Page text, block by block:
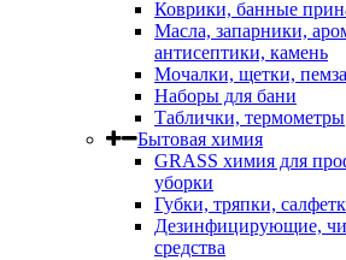
Коврики, банные
Масла, запарники,
антисептики, камень
Мочалки, щетки, пемза
Наборы для бани
Таблички, термометры
Бытовая химия
GRASS химия для
уборки
Губки, тряпки,
Дезинфицирующие,
средства